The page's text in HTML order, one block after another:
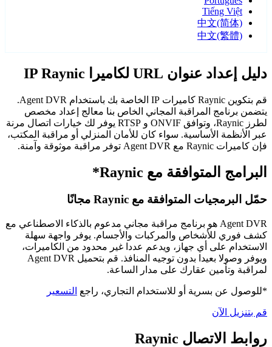
Tiếng Việt
中文(简体)
中文(繁體)
دليل إعداد عنوان URL لكاميرا IP Raynic
قم بتكوين Raynic كاميرات IP الخاصة بك باستخدام Agent DVR.
يتضمن برنامج المراقبة المجاني الخاص بنا معالج إعداد مخصص
لطرز Raynic، وتوافق ONVIF و RTSP يوفر لك خيارات اتصال مرنة
عبر الأنظمة الأساسية. سواء كان للأمان المنزلي أو مراقبة المكتب،
فإن كاميرات Raynic مع Agent DVR توفر مراقبة موثوقة وآمنة.
البرامج المتوافقة مع Raynic*
حمّل البرمجيات المتوافقة مع Raynic مجانًا
Agent DVR هو برنامج مراقبة مجاني مدعوم بالذكاء الاصطناعي مع
كشف فوري للأشخاص والمركبات والأجسام. يوفر واجهة سهلة
الاستخدام على أي جهاز، ويدعم عددا غير محدود من الكاميرات،
ويوفر وصولا بعيدا بدون توجيه المنافذ. قم بتحميل Agent DVR
لمراقبة وتأمين عقارك على مدار الساعة.
*للوصول عن بسرية أو للاستخدام التجاري، راجع التسعير
قم بتنزيل الآن
روابط الاتصال Raynic